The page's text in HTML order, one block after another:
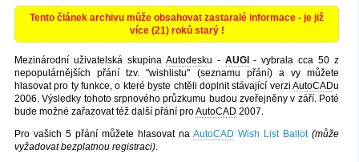
Tento článek archivu může obsahovat zastaralé informace - je již
více (21) roků starý !
Mezinárodní uživatelská skupina Autodesku - AUGI - vybrala cca 50 z
nepopulárnějších přání tzv. "wishlistu" (seznamu přání) a vy můžete
hlasovat pro ty funkce, o které byste chtěli doplnit stávající verzi AutoCADu
2006. Výsledky tohoto srpnového průzkumu budou zveřejněny v září. Poté
bude možné zařazovat též další přání proAutoCAD 2007.
Pro vašich 5 přání můžete hlasovat na AutoCAD Wish List Ballot (může
vyžadovat bezplatnou registraci).